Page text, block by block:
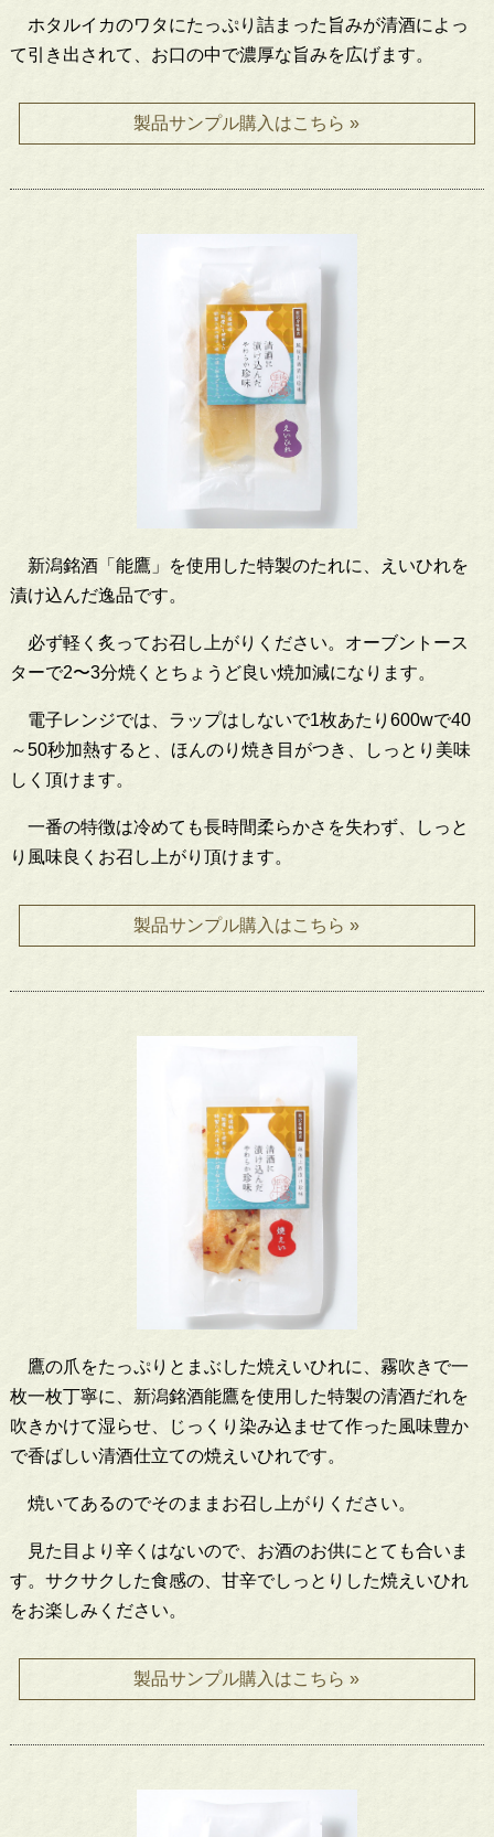
ホタルイカのワタにたっぷり詰まった旨みが清酒によっ
て引き出されて、お口の中で濃厚な旨みを広げます。
製品サンプル購入はこちら »
新潟銘酒「能鷹」を使用した特製のたれに、えいひれを
漬け込んだ逸品です。
必ず軽く炙ってお召し上がりください。オーブントース
ターで2〜3分焼くとちょうど良い焼加減になります。
電子レンジでは、ラップはしないで1枚あたり600wで40
～50秒加熱すると、ほんのり焼き目がつき、しっとり美味
しく頂けます。
一番の特徴は冷めても長時間柔らかさを失わず、しっと
り風味良くお召し上がり頂けます。
製品サンプル購入はこちら »
鷹の爪をたっぷりとまぶした焼えいひれに、霧吹きで一
枚一枚丁寧に、新潟銘酒能鷹を使用した特製の清酒だれを
吹きかけて湿らせ、じっくり染み込ませて作った風味豊か
で香ばしい清酒仕立ての焼えいひれです。
焼いてあるのでそのままお召し上がりください。
見た目より辛くはないので、お酒のお供にとても合いま
す。サクサクした食感の、甘辛でしっとりした焼えいひれ
をお楽しみください。
製品サンプル購入はこちら »